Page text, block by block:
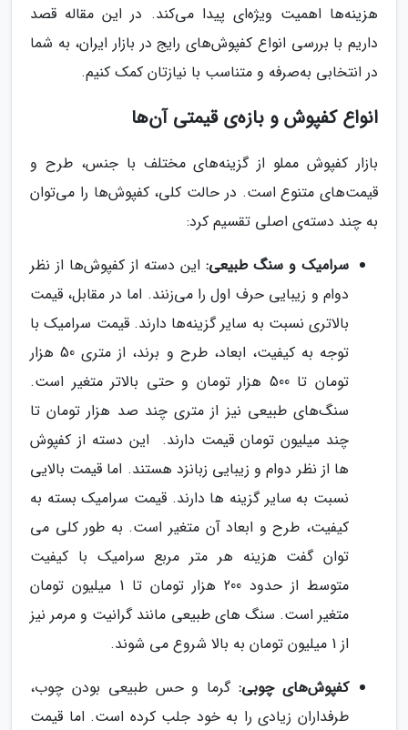
هزینه‌ها اهمیت ویژه‌ای پیدا می‌کند. در این مقاله قصد
داریم با بررسی انواع کفپوش‌های رایج در بازار ایران، به شما
در انتخابی به‌صرفه و متناسب با نیازتان کمک کنیم.
انواع کفپوش و بازه‌ی قیمتی آن‌ها
بازار کفپوش مملو از گزینه‌های مختلف با جنس، طرح و
قیمت‌های متنوع است. در حالت کلی، کفپوش‌ها را می‌توان
به چند دسته‌ی اصلی تقسیم کرد:
سرامیک و سنگ طبیعی: این دسته از کفپوش‌ها از نظر
دوام و زیبایی حرف اول را می‌زنند. اما در مقابل، قیمت
بالاتری نسبت به سایر گزینه‌ها دارند. قیمت سرامیک با
توجه به کیفیت، ابعاد، طرح و برند، از متری 50 هزار
تومان تا 500 هزار تومان و حتی بالاتر متغیر است.
سنگ‌های طبیعی نیز از متری چند صد هزار تومان تا
چند میلیون تومان قیمت دارند. این دسته از کفپوش
ها از نظر دوام و زیبایی زبانزد هستند. اما قیمت بالایی
نسبت به سایر گزینه ها دارند. قیمت سرامیک بسته به
کیفیت، طرح و ابعاد آن متغیر است. به طور کلی می
توان گفت هزینه هر متر مربع سرامیک با کیفیت
متوسط از حدود 200 هزار تومان تا 1 میلیون تومان
متغیر است. سنگ های طبیعی مانند گرانیت و مرمر نیز
از 1 میلیون تومان به بالا شروع می شوند.
کفپوش‌های چوبی:گرما و حس طبیعی بودن چوب،
طرفداران زیادی را به خود جلب کرده است. اما قیمت